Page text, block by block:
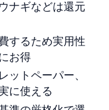
ナギなどは還元
するため実用性
お得
ットペーパー、
に使える